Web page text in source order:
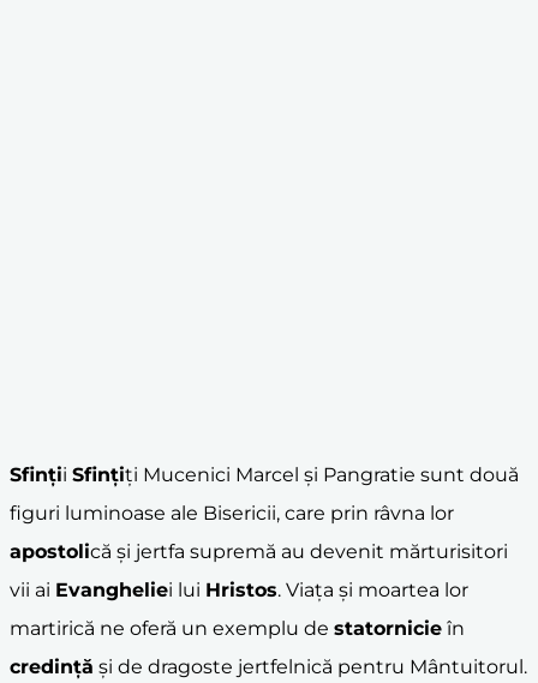
Sfinții Sfințiți Mucenici Marcel și Pangratie sunt două
figuri luminoase ale Bisericii, care prin râvna lor
apostolică și jertfa supremă au devenit mărturisitori
vii ai Evangheliei lui Hristos. Viața și moartea lor
martirică ne oferă un exemplu de statornicie în
credință și de dragoste jertfelnică pentru Mântuitorul.